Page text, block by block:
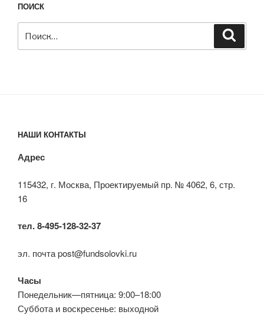
ПОИСК
НАШИ КОНТАКТЫ
Адрес
115432, г. Москва, Проектируемый пр. № 4062, 6, стр.
16
тел. 8-495-128-32-37
эл. почта post@fundsolovki.ru
Часы
Понедельник—пятница: 9:00–18:00
Суббота и воскресенье: выходной